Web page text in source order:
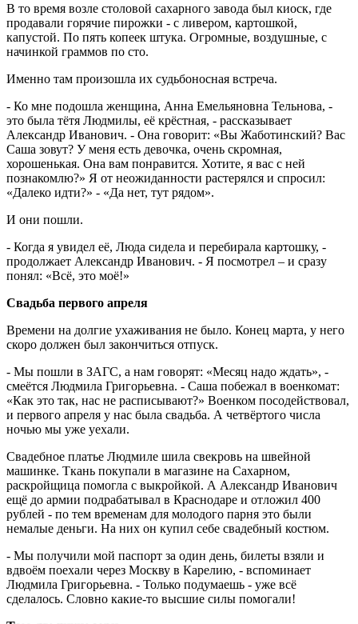
В то время возле столовой сахарного завода был киоск, где
продавали горячие пирожки - с ливером, картошкой,
капустой. По пять копеек штука. Огромные, воздушные, с
начинкой граммов по сто.
Именно там произошла их судьбоносная встреча.
- Ко мне подошла женщина, Анна Емельяновна Тельнова, -
это была тётя Людмилы, её крёстная, - рассказывает
Александр Иванович. - Она говорит: «Вы Жаботинский? Вас
Саша зовут? У меня есть девочка, очень скромная,
хорошенькая. Она вам понравится. Хотите, я вас с ней
познакомлю?» Я от неожиданности растерялся и спросил:
«Далеко идти?» - «Да нет, тут рядом».
И они пошли.
- Когда я увидел её, Люда сидела и перебирала картошку, -
продолжает Александр Иванович. - Я посмотрел – и сразу
понял: «Всё, это моё!»
Свадьба первого апреля
Времени на долгие ухаживания не было. Конец марта, у него
скоро должен был закончиться отпуск.
- Мы пошли в ЗАГС, а нам говорят: «Месяц надо ждать», -
смеётся Людмила Григорьевна. - Саша побежал в военкомат:
«Как это так, нас не расписывают?» Военком посодействовал,
и первого апреля у нас была свадьба. А четвёртого числа
ночью мы уже уехали.
Свадебное платье Людмиле шила свекровь на швейной
машинке. Ткань покупали в магазине на Сахарном,
раскройщица помогла с выкройкой. А Александр Иванович
ещё до армии подрабатывал в Краснодаре и отложил 400
рублей - по тем временам для молодого парня это были
немалые деньги. На них он купил себе свадебный костюм.
- Мы получили мой паспорт за один день, билеты взяли и
вдвоём поехали через Москву в Карелию, - вспоминает
Людмила Григорьевна. - Только подумаешь - уже всё
сделалось. Словно какие-то высшие силы помогали!